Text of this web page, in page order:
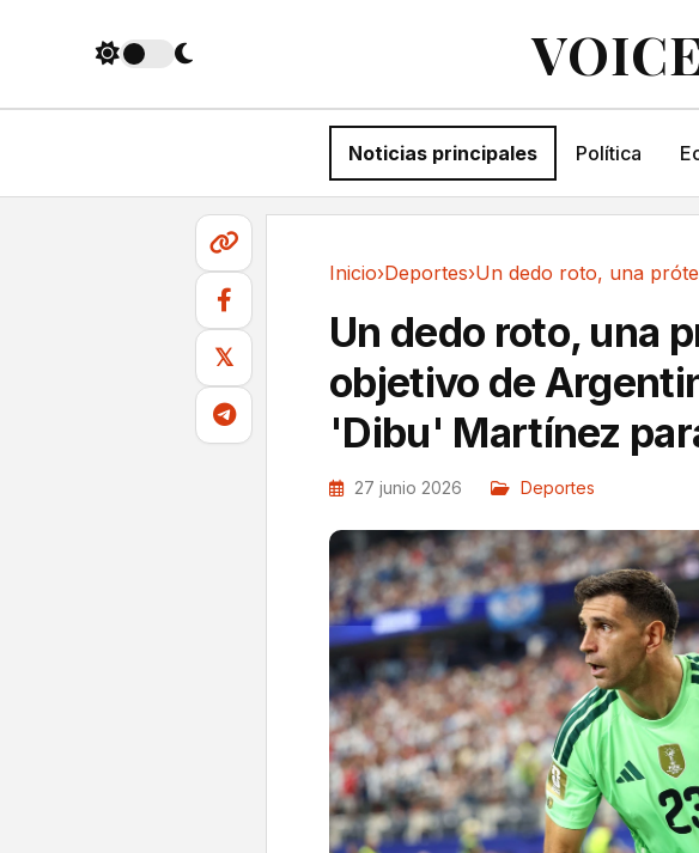
Noticias principales Política
𝕏
Inicio›Deportes›
Un dedo roto, una
objetivo de
'Dibu' Martínez
27 junio 2026 Deportes